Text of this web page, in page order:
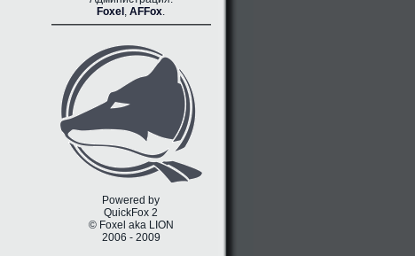
Foxel , AFFox.
Powered by
QuickFox 2
© Foxel aka LION
2006 - 2009